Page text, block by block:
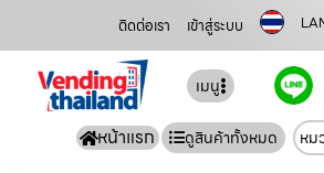
ติดต่อเรา เข้าสู่ระบบ
เมนู
หน้าแรก ดูสินค้าทั้งหมด หม